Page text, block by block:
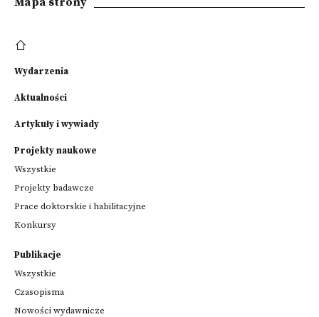
Wydarzenia
Aktualności
Artykuły i wywiady
Projekty naukowe
Wszystkie
Projekty badawcze
Prace doktorskie i habilitacyjne
Konkursy
Publikacje
Wszystkie
Czasopisma
Nowości wydawnicze